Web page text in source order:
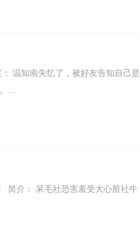
温知南失忆了，被好友告知自己是
...
简介： 呆毛社恐害羞受大心脏社牛